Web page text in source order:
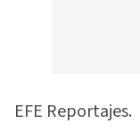
EFE Reportajes.